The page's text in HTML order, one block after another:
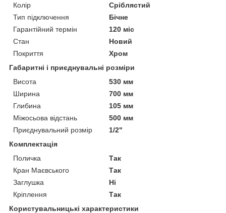
Колір
Сріблястий
Тип підключення
Бічне
Гарантійний термін
120 міс
Стан
Новий
Покриття
Хром
Габаритні і приєднувальні розміри
Висота
530 мм
Ширина
700 мм
Глибина
105 мм
Міжосьова відстань
500 мм
Приєднувальний розмір
1/2"
Комплектація
Поличка
Так
Кран Маєвського
Так
Заглушка
Ні
Кріплення
Так
Користувальницькі характеристики